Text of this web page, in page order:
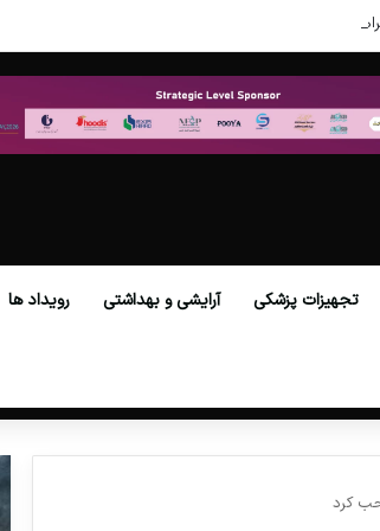
شد.
تجهیزات پزشکی آرایشی و بهداشتی رویداد ها
کرد